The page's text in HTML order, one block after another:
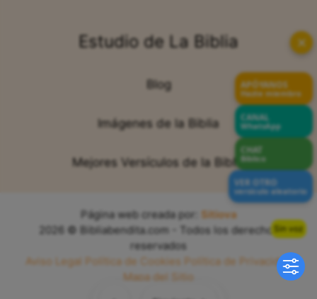
Sin voz
Estudio de La Biblia
Blog
Imágenes de la Biblia
Mejores Versículos de la Biblia
Página web creada por:
Sitiova
2026 © Bibliabendita.com - Todos los derechos
reservados
Aviso Legal
Política de Cookies
Política de Privacidad
Mapa del Sitio
✕
APÓYANOS
Hazte miembro
CANAL
WhatsApp
CHAT
Bíblico
VER OTRO
versículo aleatorio